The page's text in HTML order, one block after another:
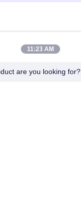
11:23 AM
are you looking for?